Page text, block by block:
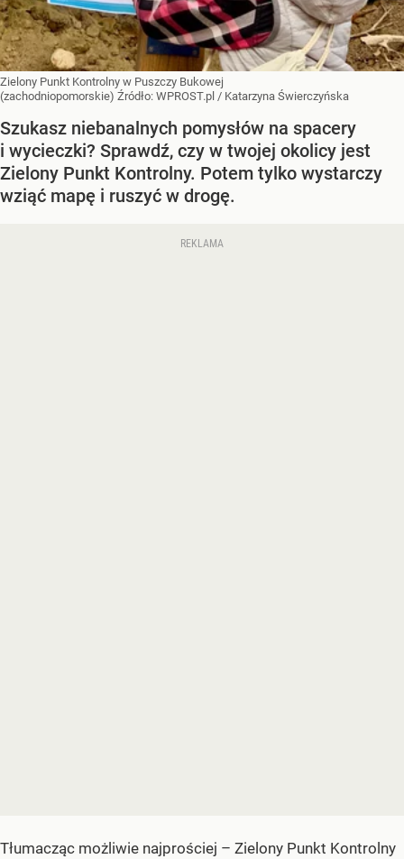
Zielony Punkt Kontrolny w Puszczy Bukowej
(zachodniopomorskie) Źródło: WPROST.pl / Katarzyna Świerczyńska
Szukasz niebanalnych pomysłów na spacery
i wycieczki? Sprawdź, czy w twojej okolicy jest
Zielony Punkt Kontrolny. Potem tylko wystarczy
wziąć mapę i ruszyć w drogę.
Tłumacząc możliwie najprościej – Zielony Punkt Kontrolny